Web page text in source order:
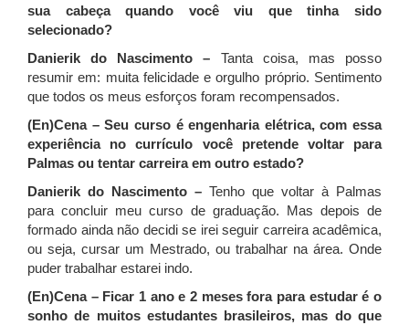
sua cabeça quando você viu que tinha sido
selecionado?
Danierik do Nascimento – Tanta coisa, mas posso
resumir em: muita felicidade e orgulho próprio. Sentimento
que todos os meus esforços foram recompensados.
(En)Cena – Seu curso é engenharia elétrica, com essa
experiência no currículo você pretende voltar para
Palmas ou tentar carreira em outro estado?
Danierik do Nascimento – Tenho que voltar à Palmas
para concluir meu curso de graduação. Mas depois de
formado ainda não decidi se irei seguir carreira acadêmica,
ou seja, cursar um Mestrado, ou trabalhar na área. Onde
puder trabalhar estarei indo.
(En)Cena – Ficar 1 ano e 2 meses fora para estudar é o
sonho de muitos estudantes brasileiros, mas do que